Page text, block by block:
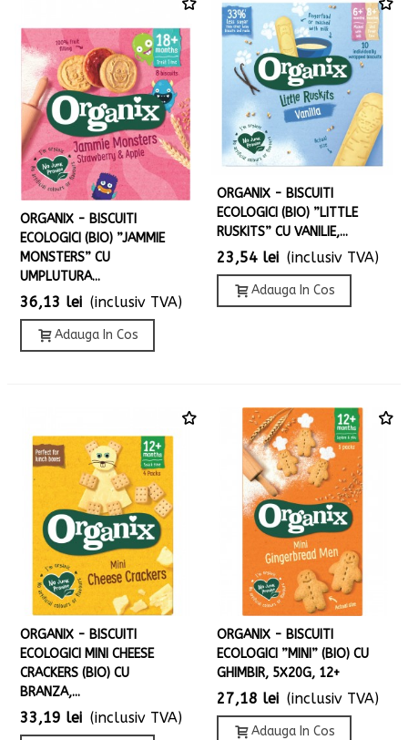
ORGANIX - BISCUITI
ECOLOGICI (BIO) ”JAMMIE
MONSTERS” CU
UMPLUTURA...
36,13 lei (inclusiv TVA)
Adauga In Cos
ORGANIX - BISCUITI
ECOLOGICI (BIO) ”LITTLE
RUSKITS” CU VANILIE,...
23,54 lei (inclusiv TVA)
Adauga In Cos
ORGANIX - BISCUITI
ECOLOGICI MINI CHEESE
CRACKERS (BIO) CU
BRANZA,...
33,19 lei (inclusiv TVA)
ORGANIX - BISCUITI
ECOLOGICI ”MINI” (BIO) CU
GHIMBIR, 5X20G, 12+
27,18 lei (inclusiv TVA)
Adauga In Cos